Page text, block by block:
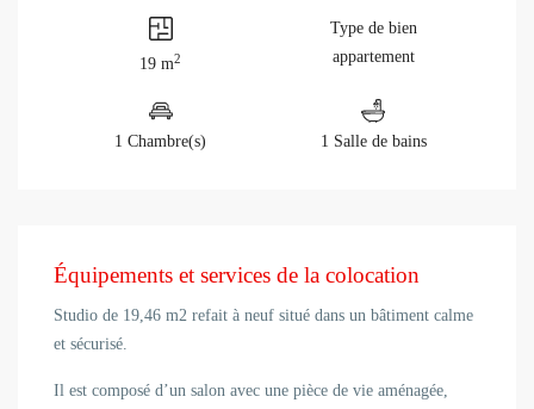
19 m2
Type de bien
appartement
1 Chambre(s) 1 Salle de bains
Équipements et services de la colocation
Studio de 19,46 m2 refait à neuf situé dans un bâtiment calme
et sécurisé.
Il est composé d’un salon avec une pièce de vie aménagée,